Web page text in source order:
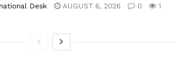
Desk AUGUST 6, 2026 0 1